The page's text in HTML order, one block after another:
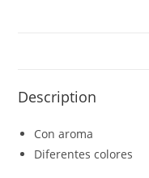
Description
Con aroma
Diferentes colores